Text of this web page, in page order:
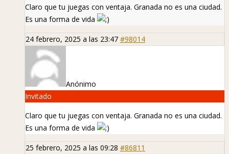
Claro que tu juegas con ventaja. Granada no es una ciudad.
Es una forma de vida
24 febrero, 2025 a las 23:47 #98014
Anónimo
Invitado
Claro que tu juegas con ventaja. Granada no es una ciudad.
Es una forma de vida
25 febrero, 2025 a las 09:28 #86811